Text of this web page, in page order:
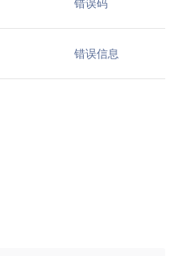
错误信息